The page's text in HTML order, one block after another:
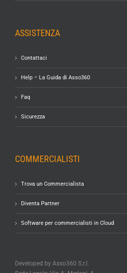
ASSISTENZA
Contattaci
Help – La Guida di Asso360
Faq
Sicurezza
COMMERCIALISTI
Trova un Commercialista
Diventa Partner
Software per commercialisti in Cloud
Developed by Asso360 S.r.l.